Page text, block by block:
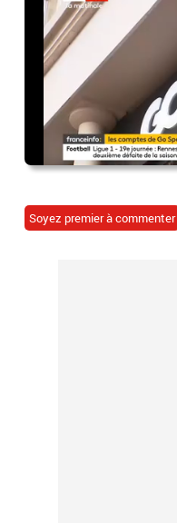
Soyez premier à commenter